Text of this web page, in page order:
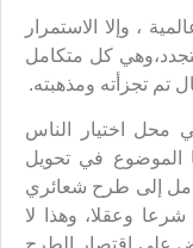
، وإلا الاستمرار
كل متكامل
تم تجزأته ومذهبته.
محل اختيار الناس
الموضوع في تحويل
إلى طرح شعائري
وعقلا، وهذا لا
على اقتصار الطرح